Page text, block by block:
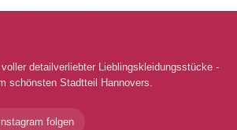
detailverliebter Lieblingskleidungsstücke -
schönsten Stadtteil Hannovers.
folgen